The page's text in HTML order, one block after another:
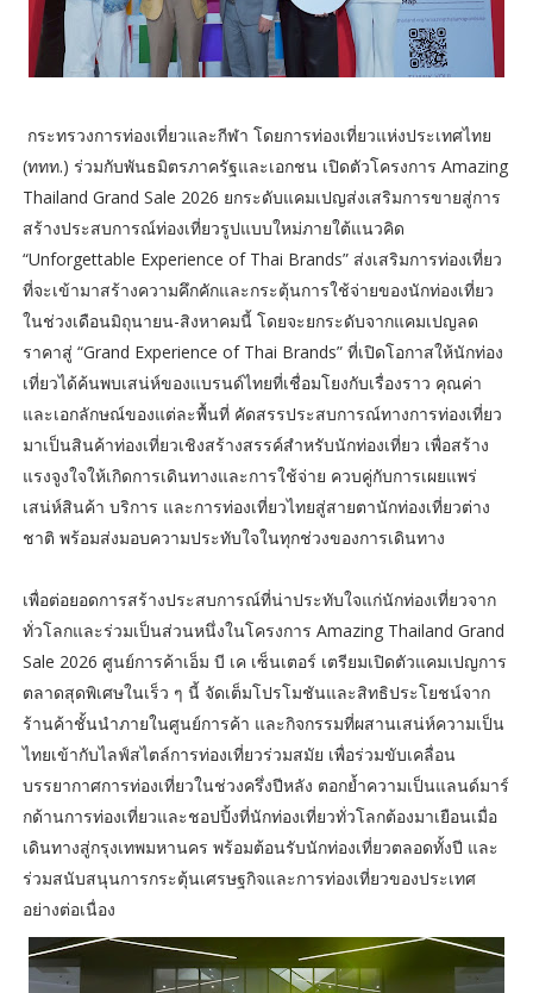
กระทรวงการท่องเที่ยวและกีฬา โดยการท่องเที่ยวแห่งประเทศไทย
(ททท.) ร่วมกับพันธมิตรภาครัฐและเอกชน เปิดตัวโครงการ Amazing
Thailand Grand Sale 2026 ยกระดับแคมเปญส่งเสริมการขายสู่การ
สร้างประสบการณ์ท่องเที่ยวรูปแบบใหม่ภายใต้แนวคิด
“Unforgettable Experience of Thai Brands” ส่งเสริมการท่องเที่ยว
ที่จะเข้ามาสร้างความคึกคักและกระตุ้นการใช้จ่ายของนักท่องเที่ยว
ในช่วงเดือนมิถุนายน-สิงหาคมนี้ โดยจะยกระดับจากแคมเปญลด
ราคาสู่ “Grand Experience of Thai Brands” ที่เปิดโอกาสให้นักท่อง
เที่ยวได้ค้นพบเสน่ห์ของแบรนด์ไทยที่เชื่อมโยงกับเรื่องราว คุณค่า
และเอกลักษณ์ของแต่ละพื้นที่ คัดสรรประสบการณ์ทางการท่องเที่ยว
มาเป็นสินค้าท่องเที่ยวเชิงสร้างสรรค์สำหรับนักท่องเที่ยว เพื่อสร้าง
แรงจูงใจให้เกิดการเดินทางและการใช้จ่าย ควบคู่กับการเผยแพร่
เสน่ห์สินค้า บริการ และการท่องเที่ยวไทยสู่สายตานักท่องเที่ยวต่าง
ชาติ พร้อมส่งมอบความประทับใจในทุกช่วงของการเดินทาง
เพื่อต่อยอดการสร้างประสบการณ์ที่น่าประทับใจแก่นักท่องเที่ยวจาก
ทั่วโลกและร่วมเป็นส่วนหนึ่งในโครงการ Amazing Thailand Grand
Sale 2026 ศูนย์การค้าเอ็ม บี เค เซ็นเตอร์ เตรียมเปิดตัวแคมเปญการ
ตลาดสุดพิเศษในเร็ว ๆ นี้ จัดเต็มโปรโมชันและสิทธิประโยชน์จาก
ร้านค้าชั้นนำภายในศูนย์การค้า และกิจกรรมที่ผสานเสน่ห์ความเป็น
ไทยเข้ากับไลฟ์สไตล์การท่องเที่ยวร่วมสมัย เพื่อร่วมขับเคลื่อน
บรรยากาศการท่องเที่ยวในช่วงครึ่งปีหลัง ตอกย้ำความเป็นแลนด์มาร์
กด้านการท่องเที่ยวและชอปปิ้งที่นักท่องเที่ยวทั่วโลกต้องมาเยือนเมื่อ
เดินทางสู่กรุงเทพมหานคร พร้อมต้อนรับนักท่องเที่ยวตลอดทั้งปี และ
ร่วมสนับสนุนการกระตุ้นเศรษฐกิจและการท่องเที่ยวของประเทศ
อย่างต่อเนื่อง